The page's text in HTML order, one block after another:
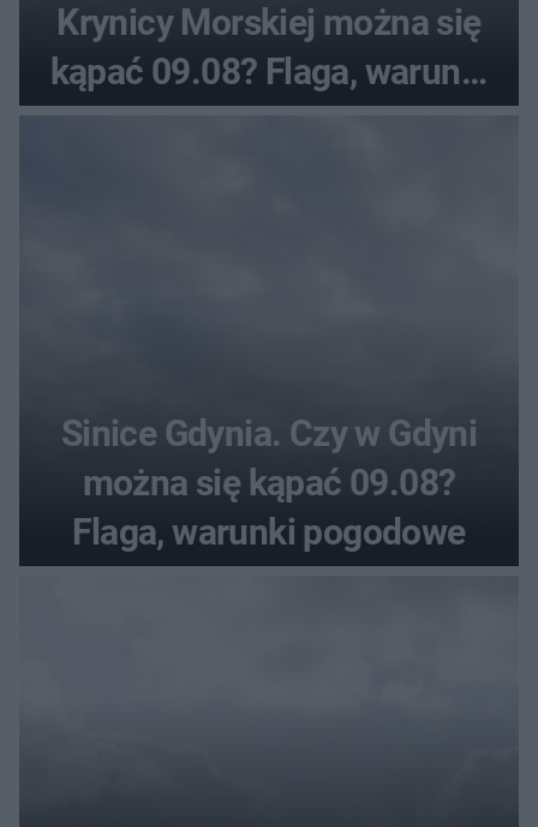
Krynicy Morskiej można się
kąpać 09.08? Flaga, warunki
Sinice Gdynia. Czy w Gdyni
można się kąpać 09.08?
Flaga, warunki pogodowe